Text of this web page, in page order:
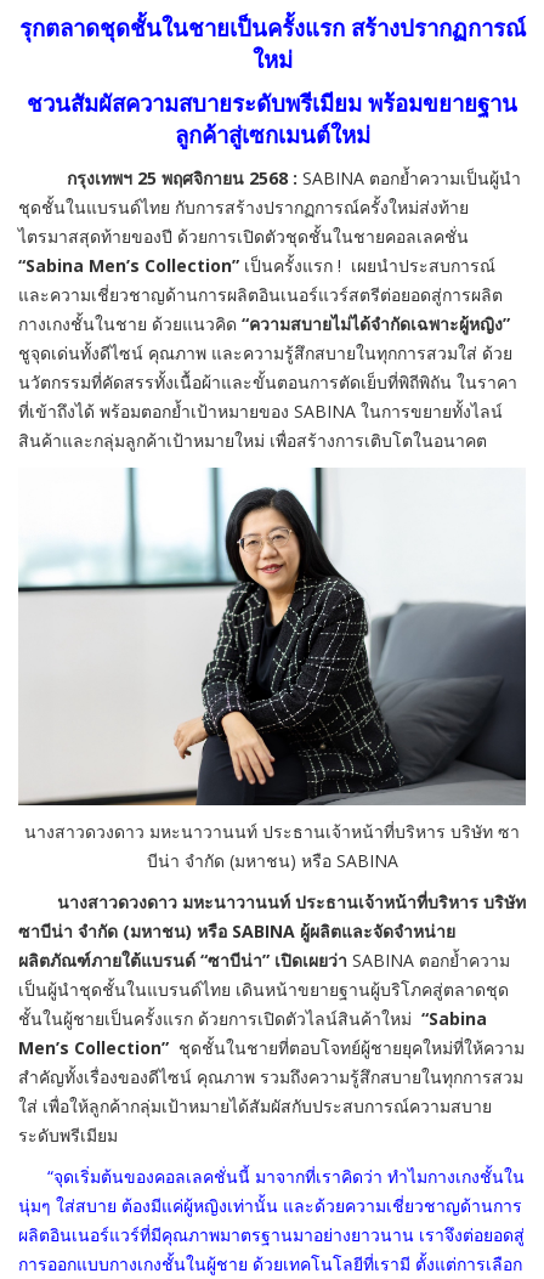
รุกตลาดชุดชั้นในชายเป็นครั้งแรก สร้างปรากฏการณ์
ใหม่
ชวนสัมผัสความสบายระดับพรีเมียม พร้อมขยายฐาน
ลูกค้าสู่เซกเมนต์ใหม่
กรุงเทพฯ 25 พฤศจิกายน 2568 : SABINA ตอกย้ำความเป็นผู้นำ
ชุดชั้นในแบรนด์ไทย กับการสร้างปรากฏการณ์ครั้งใหม่ส่งท้าย
ไตรมาสสุดท้ายของปี ด้วยการเปิดตัวชุดชั้นในชายคอลเลคชั่น
“Sabina Men’s Collection” เป็นครั้งแรก ! เผยนำประสบการณ์
และความเชี่ยวชาญด้านการผลิตอินเนอร์แวร์สตรีต่อยอดสู่การผลิต
กางเกงชั้นในชาย ด้วยแนวคิด “ความสบายไม่ได้จำกัดเฉพาะผู้หญิง”
ชูจุดเด่นทั้งดีไซน์ คุณภาพ และความรู้สึกสบายในทุกการสวมใส่ ด้วย
นวัตกรรมที่คัดสรรทั้งเนื้อผ้าและขั้นตอนการตัดเย็บที่พิถีพิถัน ในราคา
ที่เข้าถึงได้ พร้อมตอกย้ำเป้าหมายของ SABINA ในการขยายทั้งไลน์
สินค้าและกลุ่มลูกค้าเป้าหมายใหม่ เพื่อสร้างการเติบโตในอนาคต
นางสาวดวงดาว มหะนาวานนท์ ประธานเจ้าหน้าที่บริหาร บริษัท ซา
บีน่า จำกัด (มหาชน) หรือ SABINA
นางสาวดวงดาว มหะนาวานนท์ ประธานเจ้าหน้าที่บริหาร บริษัท
ซาบีน่า จำกัด (มหาชน) หรือ SABINA ผู้ผลิตและจัดจำหน่าย
ผลิตภัณฑ์ภายใต้แบรนด์ “ซาบีน่า” เปิดเผยว่า SABINA ตอกย้ำความ
เป็นผู้นำชุดชั้นในแบรนด์ไทย เดินหน้าขยายฐานผู้บริโภคสู่ตลาดชุด
ชั้นในผู้ชายเป็นครั้งแรก ด้วยการเปิดตัวไลน์สินค้าใหม่ “Sabina
Men’s Collection” ชุดชั้นในชายที่ตอบโจทย์ผู้ชายยุคใหม่ที่ให้ความ
สำคัญทั้งเรื่องของดีไซน์ คุณภาพ รวมถึงความรู้สึกสบายในทุกการสวม
ใส่ เพื่อให้ลูกค้ากลุ่มเป้าหมายได้สัมผัสกับประสบการณ์ความสบาย
ระดับพรีเมียม
“จุดเริ่มต้นของคอลเลคชั่นนี้ มาจากที่เราคิดว่า ทำไมกางเกงชั้นใน
นุ่มๆ ใส่สบาย ต้องมีแค่ผู้หญิงเท่านั้น และด้วยความเชี่ยวชาญด้านการ
ผลิตอินเนอร์แวร์ที่มีคุณภาพมาตรฐานมาอย่างยาวนาน เราจึงต่อยอดสู่
การออกแบบกางเกงชั้นในผู้ชาย ด้วยเทคโนโลยีที่เรามี ตั้งแต่การเลือก